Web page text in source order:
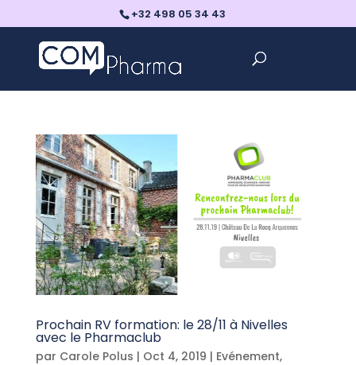
+32 498 05 34 43
Prochain RV formation: le 28/11 à Nivelles
avec le Pharmaclub
par Carole Polus | Oct 4, 2019 | Evénement,